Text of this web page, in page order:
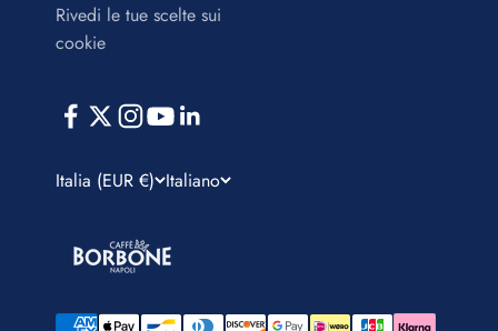
Rivedi le tue scelte sui
cookie
Italia (EUR €) Italiano